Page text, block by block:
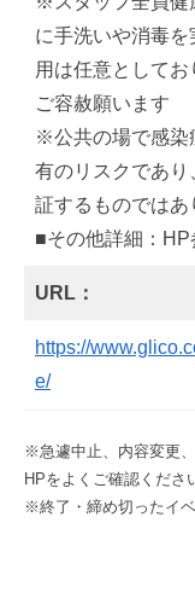
に手洗いや消毒
用は任意として
ご容赦願います
※公共の場で感染
有のリスクであ
証するものではあ
■その他詳細：HP
URL：
https://
e/
※急遽中止、内容変更
HPをよくご確認くださ
※終了・締め切ったイ